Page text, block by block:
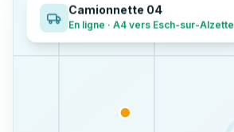
Camionnette 04
En ligne · A4 vers Esch-sur-Alzette